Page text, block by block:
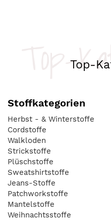
Top-
Top-
Stoffkategorien
Herbst - & Winterstoffe
Cordstoffe
Walkloden
Strickstoffe
Plüschstoffe
Sweatshirtstoffe
Jeans-Stoffe
Patchworkstoffe
Mantelstoffe
Weihnachtsstoffe